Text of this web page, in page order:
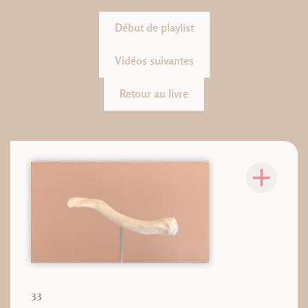
Début de playlist
Vidéos suivantes
Retour au livre
33